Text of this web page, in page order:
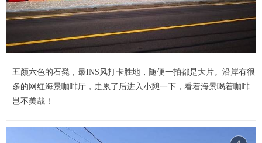
五颜六色的石凳，最INS风打卡胜地，随便一拍都是大片。沿岸有很
多的网红海景咖啡厅，走累了后进入小憩一下，看着海景喝着咖啡
岂不美哉！